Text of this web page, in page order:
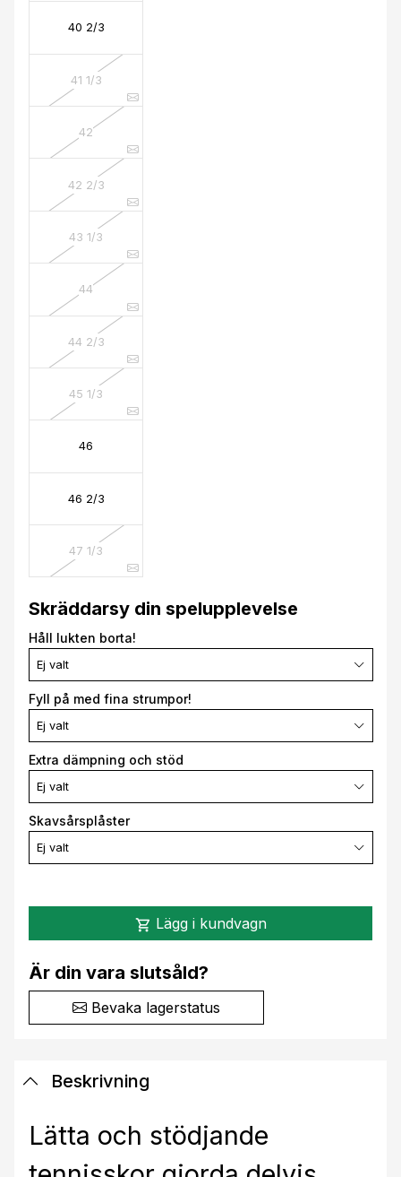
40 2/3
41 1/3
42
42 2/3
43 1/3
44
44 2/3
45 1/3
46
46 2/3
47 1/3
Skräddarsy din spelupplevelse
Håll lukten borta!
Ej valt
Fyll på med fina strumpor!
Ej valt
Extra dämpning och stöd
Ej valt
Skavsårsplåster
Ej valt
shopping_cart Lägg i kundvagn
Är din vara slutsåld?
Bevaka lagerstatus
Beskrivning
Lätta och stödjande